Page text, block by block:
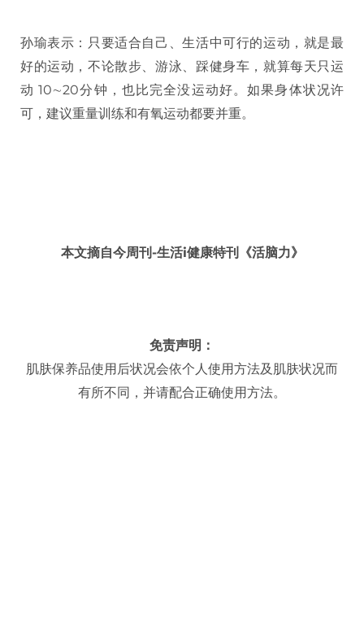
孙瑜表示：只要适合自己、生活中可行的运动，就是最
好的运动，不论散步、游泳、踩健身车，就算每天只运
动 10∼20分钟，也比完全没运动好。如果身体状况许
可，建议重量训练和有氧运动都要并重。
本文摘自今周刊-生活i健康特刊《活脑力》
免责声明：
肌肤保养品使用后状况会依个人使用方法及肌肤状况而
有所不同，并请配合正确使用方法。